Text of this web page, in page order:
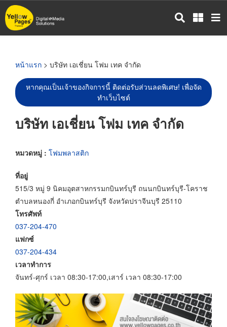
ข้าม
ไป
หน้าแรก > บริษัท เอเชี่ยน โฟม เทค จำกัด
หากคุณเป็นเจ้าของกิจการนี้ ติดต่อรับส่วนลดพิเศษ! เพื่อจัด
ทำเว็บไซต์
บริษัท เอเชี่ยน โฟม เทค จำกัด
หมวดหมู่ : โฟมพลาสติก
ที่อยู่
515/3 หมู่ 9 นิคมอุตสาหกรรมกบินทร์บุรี ถนนกบินทร์บุรี-โคราช
ตำบลหนองกี่ อำเภอกบินทร์บุรี จังหวัดปราจีนบุรี 25110
โทรศัพท์
037-204-470
แฟกซ์
037-204-434
เวลาทำการ
จันทร์-ศุกร์ เวลา 08:30-17:00,เสาร์ เวลา 08:30-17:00